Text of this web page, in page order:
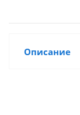
Описание